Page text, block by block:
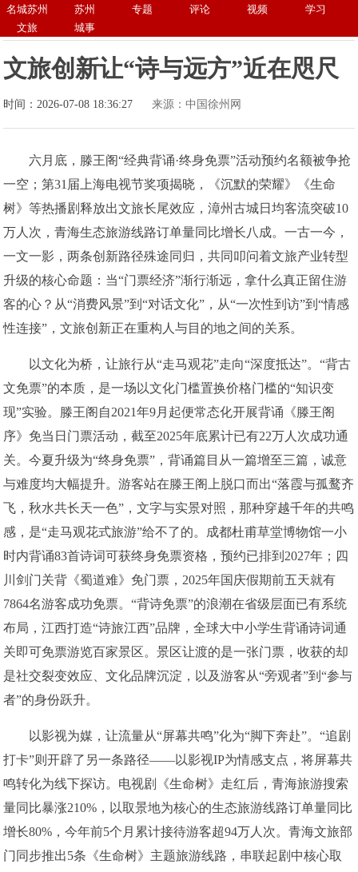
名城苏州 苏州 专题 评论 视频
学习
文旅
城事
文旅创新让“诗与远方”近在咫尺
时间：2026-07-08 18:36:27 来源：中国徐州网
六月底，滕王阁“经典背诵·终身免票”活动预约名额被争抢
一空；第31届上海电视节奖项揭晓，《沉默的荣耀》《生命
树》等热播剧释放出文旅长尾效应，漳州古城日均客流突破10
万人次，青海生态旅游线路订单量同比增长八成。一古一今，
一文一影，两条创新路径殊途同归，共同叩问着文旅产业转型
升级的核心命题：当“门票经济”渐行渐远，拿什么真正留住游
客的心？从“消费风景”到“对话文化”，从“一次性到访”到“情感
性连接”，文旅创新正在重构人与目的地之间的关系。
以文化为桥，让旅行从“走马观花”走向“深度抵达”。“背古
文免票”的本质，是一场以文化门槛置换价格门槛的“知识变
现”实验。滕王阁自2021年9月起便常态化开展背诵《滕王阁
序》免当日门票活动，截至2025年底累计已有22万人次成功通
关。今夏升级为“终身免票”，背诵篇目从一篇增至三篇，诚意
与难度均大幅提升。游客站在滕王阁上脱口而出“落霞与孤鹜齐
飞，秋水共长天一色”，文字与实景对照，那种穿越千年的共鸣
感，是“走马观花式旅游”给不了的。成都杜甫草堂博物馆一小
时内背诵83首诗词可获终身免票资格，预约已排到2027年；四
川剑门关背《蜀道难》免门票，2025年国庆假期前五天就有
7864名游客成功免票。“背诗免票”的浪潮在省级层面已有系统
布局，江西打造“诗旅江西”品牌，全球大中小学生背诵诗词通
关即可免票游览百家景区。景区让渡的是一张门票，收获的却
是社交裂变效应、文化品牌沉淀，以及游客从“旁观者”到“参与
者”的身份跃升。
以影视为媒，让流量从“屏幕共鸣”化为“脚下奔赴”。“追剧
打卡”则开辟了另一条路径——以影视IP为情感支点，将屏幕共
鸣转化为线下探访。电视剧《生命树》走红后，青海旅游搜索
量同比暴涨210%，以取景地为核心的生态旅游线路订单量同比
增长80%，今年前5个月累计接待游客超94万人次。青海文旅部
门同步推出5条《生命树》主题旅游线路，串联起剧中核心取